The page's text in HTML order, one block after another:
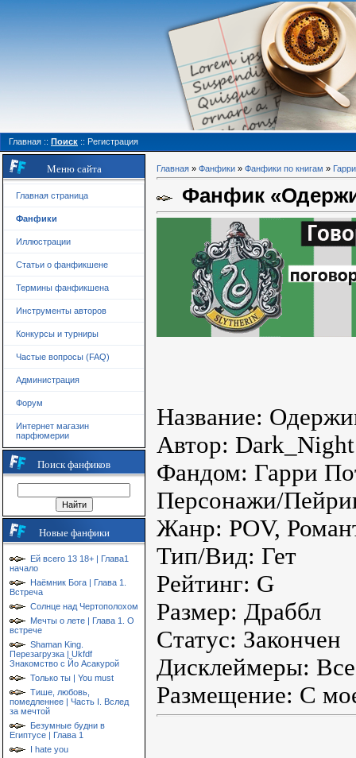
Главная :: Поиск :: Регистрация
Меню сайта
Главная страница
Фанфики
Иллюстрации
Статьи о фанфикшене
Термины фанфикшена
Инструменты авторов
Конкурсы и турниры
Частые вопросы (FAQ)
Администрация
Форум
Интернет магазин
парфюмерии
Поиск фанфиков
Новые фанфики
Ей всего 13 18+ | Глава1
начало
Наёмник Бога | Глава 1.
Встреча
Солнце над Чертополохом
Мечты о лете | Глава 1. О
встрече
Shaman King.
Перезагрузка | Ukfdf
Знакомство с Йо Асакурой
Только ты | You must
Тише, любовь,
помедленнее | Часть I. Вслед
за мечтой
Безумные будни в
Египтусе | Глава 1
I hate you
Главная » Фанфики » Фанфики по книгам »
Фанфик
Название:
Автор: Dark_Night
Фандом: Гарри
Персонажи/
Жанр: POV,
Тип/Вид: Гет
Рейтинг: G
Размер: Драббл
Статус: Закончен
Дисклеймеры:
Размещение: С